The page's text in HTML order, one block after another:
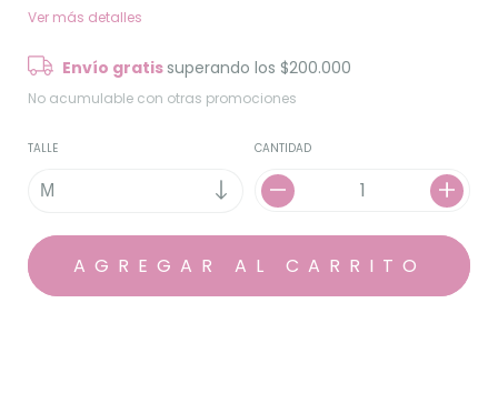
Ver más detalles
Envío gratis superando los$200.000
No acumulable con otras promociones
TALLE CANTIDAD